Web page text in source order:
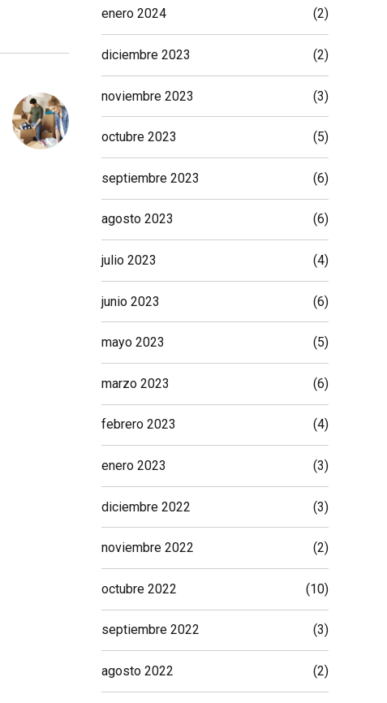
enero 2024 (2)
diciembre 2023 (2)
noviembre 2023 (3)
octubre 2023 (5)
septiembre 2023 (6)
agosto 2023 (6)
julio 2023 (4)
junio 2023 (6)
mayo 2023 (5)
marzo 2023 (6)
febrero 2023 (4)
enero 2023 (3)
diciembre 2022 (3)
noviembre 2022 (2)
octubre 2022 (10)
septiembre 2022 (3)
agosto 2022 (2)